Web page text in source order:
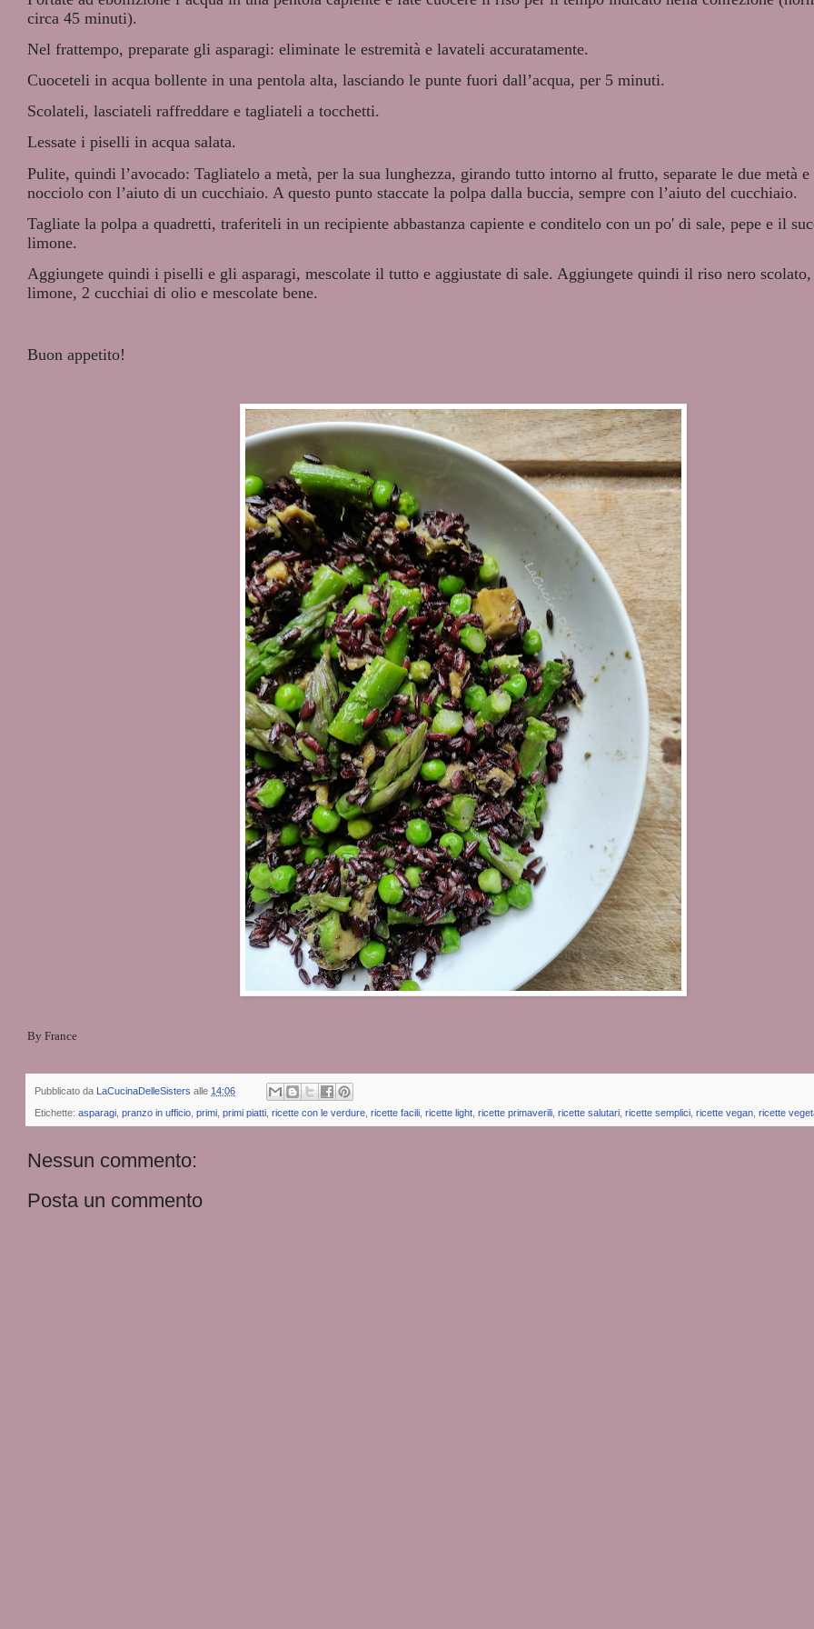
circa 45 minuti).
Nel frattempo, preparate gli asparagi: eliminate le estremità e lavateli accuratamente.
Cuoceteli in acqua bollente in una pentola alta, lasciando le punte fuori dall’acqua, per 5 minuti.
Scolateli, lasciateli raffreddare e tagliateli a tocchetti.
Lessate i piselli in acqua salata.
Pulite, quindi l’avocado: Tagliatelo a metà, per la sua lunghezza, girando tutto intorno al frutto, separate le due metà
nocciolo con l’aiuto di un cucchiaio. A questo punto staccate la polpa dalla buccia, sempre con l’aiuto del cucchiaio.
Tagliate la polpa a quadretti, traferiteli in un recipiente abbastanza capiente e conditelo con un po' di sale, pepe e il
limone.
Aggiungete quindi i piselli e gli asparagi, mescolate il tutto e aggiustate di sale. Aggiungete quindi il riso nero
limone, 2 cucchiai di olio e mescolate bene.
Buon appetito!
By France
Pubblicato da LaCucinaDelleSisters alle 14:06
Etichette: asparagi, pranzo in ufficio, primi, primi piatti, ricette con le verdure, ricette facili, ricette light, ricette primaverili, ricette salutari, ricette semplici, ricette vegan, ricette
Nessun commento:
Posta un commento